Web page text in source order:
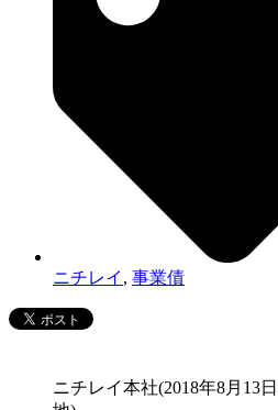
ニチレイ , 事業債
ニチレイ本社(2018年8月13